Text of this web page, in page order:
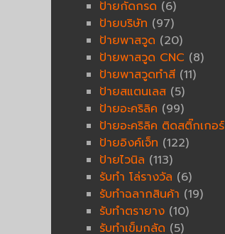
ป้ายกัดกรด (6)
ป้ายบริษัท (97)
ป้ายพาสวูด (20)
ป้ายพาสวูด CNC (8)
ป้ายพาสวูดทำสี (11)
ป้ายสแตนเลส (5)
ป้ายอะคริลิค (99)
ป้ายอะคริลิค ติดสติ๊กเกอร์
ป้ายอิงค์เจ็ท (122)
ป้ายไวนิล (113)
รับทำ โล่รางวัล (6)
รับทำฉลากสินค้า (19)
รับทำตรายาง (10)
รับทำเข็มกลัด (5)